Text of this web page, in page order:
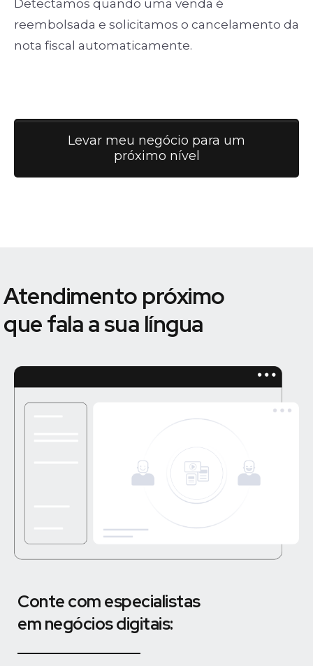
Detectamos quando uma venda é
reembolsada e solicitamos o cancelamento da
nota fiscal automaticamente.
Levar meu negócio para um
próximo nível
Atendimento próximo
que fala a sua língua
Conte com especialistas
em negócios digitais: